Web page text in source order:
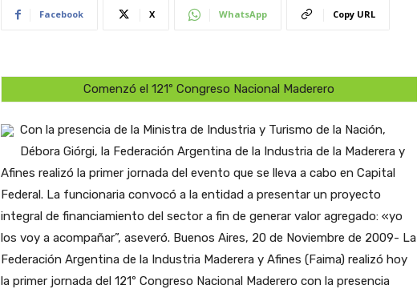
Facebook X WhatsApp Copy URL
Comenzó el 121º Congreso Nacional Maderero
Con la presencia de la Ministra de Industria y Turismo de la Nación,
Débora Giórgi, la Federación Argentina de la Industria de la Maderera y
Afines realizó la primer jornada del evento que se lleva a cabo en Capital
Federal. La funcionaria convocó a la entidad a presentar un proyecto
integral de financiamiento del sector a fin de generar valor agregado: «yo
los voy a acompañar”, aseveró. Buenos Aires, 20 de Noviembre de 2009- La
Federación Argentina de la Industria Maderera y Afines (Faima) realizó hoy
la primer jornada del 121º Congreso Nacional Maderero con la presencia